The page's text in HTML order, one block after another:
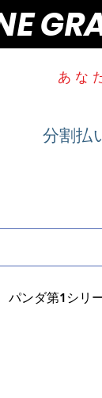
あな
分割払
パンダ第1シリ